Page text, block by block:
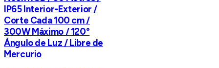
IP65 Interior-Exterior /
Corte Cada 100 cm /
300W Máximo / 120°
Ángulo de Luz / Libre de
Mercurio